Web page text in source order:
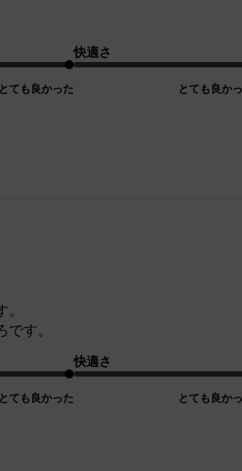
とても良かった
快適さ
とても良か
す。
とても良かった
快適さ
とても良か